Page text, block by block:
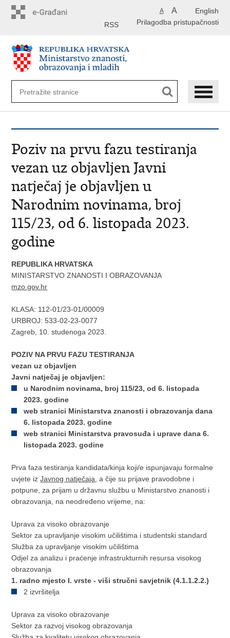
English
A A
Prilagodba pristupačnosti
RSS
Poziv na prvu fazu testiranja
vezan uz objavljen Javni
natječaj je objavljen u
Narodnim novinama, broj
115/23, od 6. listopada 2023.
godine
REPUBLIKA HRVATSKA
MINISTARSTVO ZNANOSTI I OBRAZOVANJA
mzo.gov.hr
KLASA: 112-01/23-01/00009
URBROJ: 533-02-23-0077
Zagreb, 10. studenoga 2023.
POZIV NA PRVU FAZU TESTIRANJA
vezan uz objavljen
Javni natječaj je objavljen:
u Narodnim novinama, broj 115/23, od 6. listopada
2023. godine
web stranici Ministarstva znanosti i obrazovanja dana
6. listopada 2023. godine
web stranici Ministarstva pravosuđa i uprave dana 6.
listopada 2023. godine
Prva faza testiranja kandidata/kinja koji/e ispunjavaju formalne
uvjete izJavnog natječaja , a čije su prijave pravodobne i
potpune, za prijam u državnu službu u Ministarstvo znanosti i
obrazovanja, na neodređeno vrijeme, na:
Uprava za visoko obrazovanje
Sektor za upravljanje visokim učilištima i studentski standard
Služba za upravljanje visokim učilištima
Odjel za analizu i praćenje infrastrukturnih resursa visokog
obrazovanja
1. radno mjesto I. vrste - viši stručni savjetnik (4.1.1.2.2.)
2 izvršitelja
Uprava za visoko obrazovanje
Sektor za razvoj visokog obrazovanja